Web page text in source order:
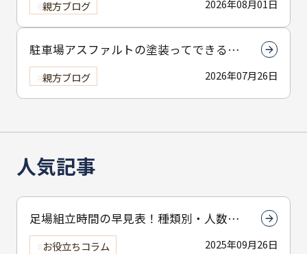
2026年08月01日
親方ブログ
駐車場アスファルトの塗装ってできる
の？
2026年07月26日
親方ブログ
人気記事
足場組立時間の早見表！種類別・人数別
で組立時間を解説
2025年09月26日
お役立ちコラム